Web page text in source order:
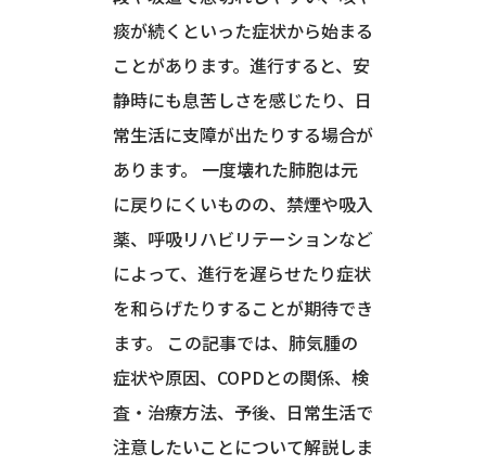
痰が続くといった症状から始まる
ことがあります。進行すると、安
静時にも息苦しさを感じたり、日
常生活に支障が出たりする場合が
あります。 一度壊れた肺胞は元
に戻りにくいものの、禁煙や吸入
薬、呼吸リハビリテーションなど
によって、進行を遅らせたり症状
を和らげたりすることが期待でき
ます。 この記事では、肺気腫の
症状や原因、COPDとの関係、検
査・治療方法、予後、日常生活で
注意したいことについて解説しま